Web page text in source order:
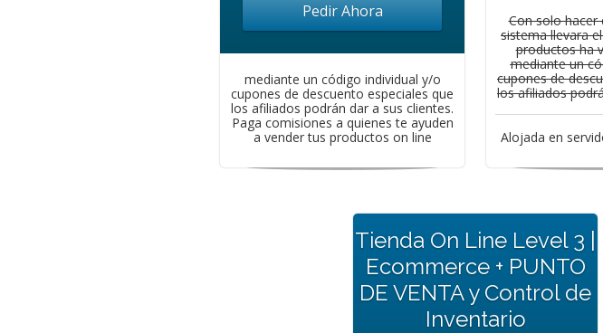
Pedir Ahora
mediante un código individual y/o
cupones de descuento especiales que
los afiliados podrán dar a sus clientes.
Paga comisiones a quienes te ayuden
a vender tus productos on line
Con solo hacer
sistema llevara
productos ha
mediante un
cupones de
los afiliados
Alojada en
Tienda On Line Level 3 |
Ecommerce + PUNTO
DE VENTA y Control de
Inventario